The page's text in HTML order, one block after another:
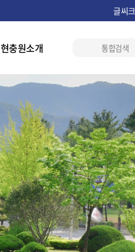
글씨
현충원소개